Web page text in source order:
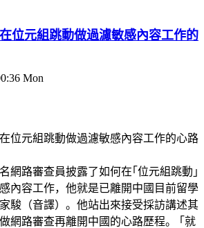
位元組跳動做過濾敏感內容工作的
Mon
網路審查員披露了如何在｢位元組跳動｣
內容工作，他就是已離開中國目前留學
駿（音譯）。他站出來接受採訪講述其
網路審查再離開中國的心路歷程。 ｢就